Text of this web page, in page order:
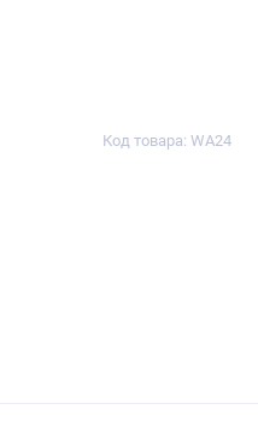
Код товара: WA24